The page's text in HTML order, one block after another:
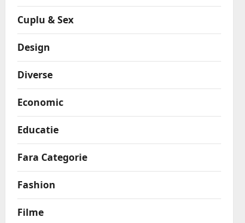
Cuplu & Sex
Design
Diverse
Economic
Educatie
Fara Categorie
Fashion
Filme